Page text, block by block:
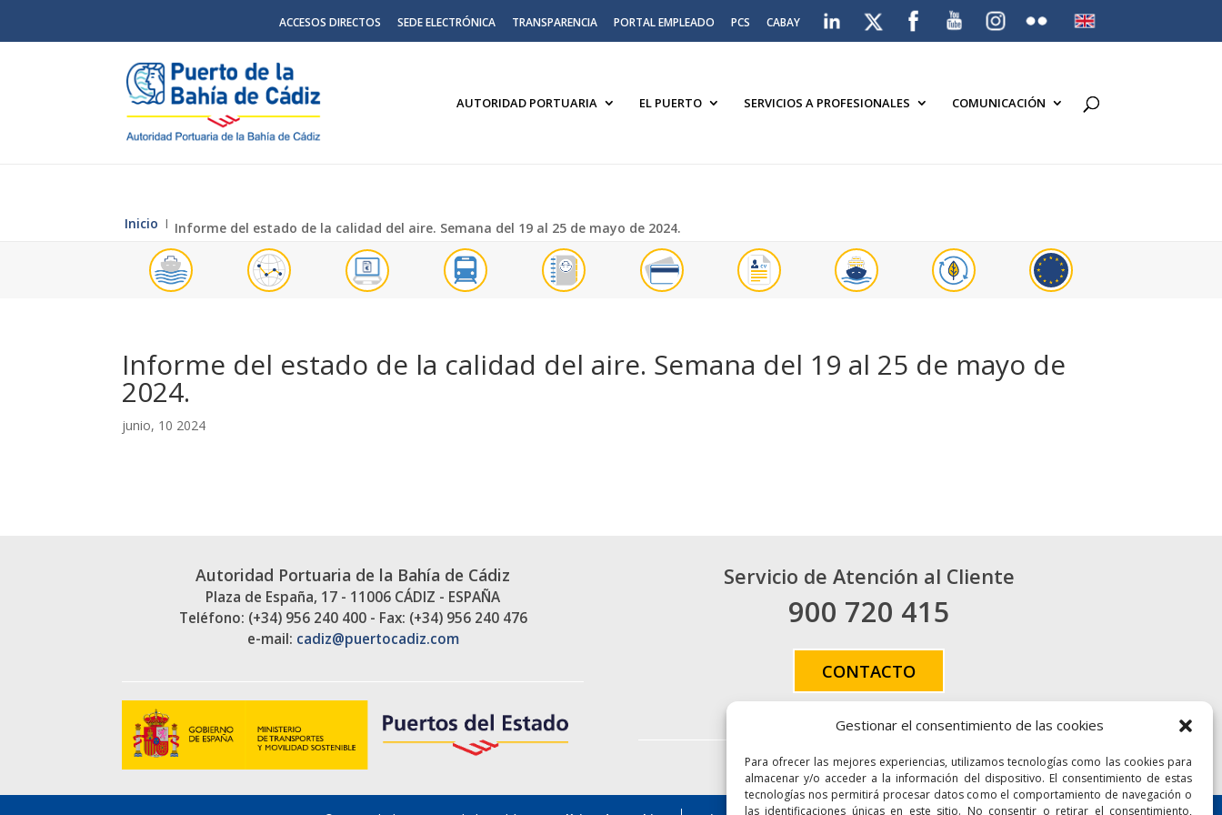
Gestionar el consentimiento de las cookies
Para ofrecer las mejores experiencias, utilizamos tecnologías como las cookies para
almacenar y/o acceder a la información del dispositivo. El consentimiento de estas
tecnologías nos permitirá procesar datos como el comportamiento de navegación o
las identificaciones únicas en este sitio. No consentir o retirar el consentimiento,
ACCESOS DIRECTOS SEDE ELECTRÓNICA TRANSPARENCIA PORTAL EMPLEADO PCS CABAY
AUTORIDAD PORTUARIA EL PUERTO SERVICIOS A PROFESIONALES COMUNICACIÓN
Inicio Ι Informe del estado de la calidad del aire. Semana del 19 al 25 de mayo de 2024.
Informe del estado de la calidad del aire. Semana del 19 al 25 de mayo de
2024.
junio, 10 2024
Autoridad Portuaria de la Bahía de Cádiz
Plaza de España, 17 - 11006 CÁDIZ - ESPAÑA
Teléfono: (+34) 956 240 400 - Fax: (+34) 956 240 476
e-mail: cadiz@puertocadiz.com
Servicio de Atención al Cliente
900 720 415
CONTACTO
Enlaces Accesibilidad Mapa Web